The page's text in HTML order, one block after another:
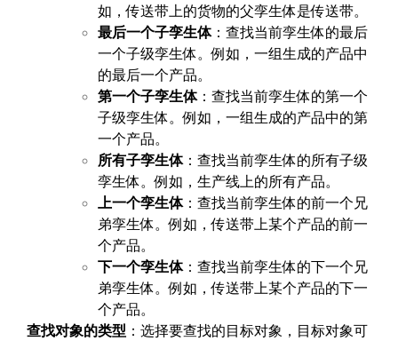
如，传送带上的货物的父孪生体是传送带。
最后一个子孪生体：查找当前孪生体的最后
一个子级孪生体。例如，一组生成的产品中
的最后一个产品。
第一个子孪生体：查找当前孪生体的第一个
子级孪生体。例如，一组生成的产品中的第
一个产品。
所有子孪生体：查找当前孪生体的所有子级
孪生体。例如，生产线上的所有产品。
上一个孪生体：查找当前孪生体的前一个兄
弟孪生体。例如，传送带上某个产品的前一
个产品。
下一个孪生体：查找当前孪生体的下一个兄
弟孪生体。例如，传送带上某个产品的下一
个产品。
查找对象的类型 ：选择要查找的目标对象，目标对象可